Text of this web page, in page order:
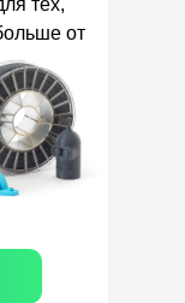
тех,
от